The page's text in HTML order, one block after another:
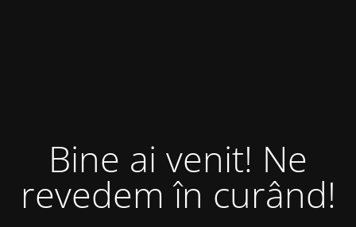
Bine ai venit! Ne
revedem în curând!